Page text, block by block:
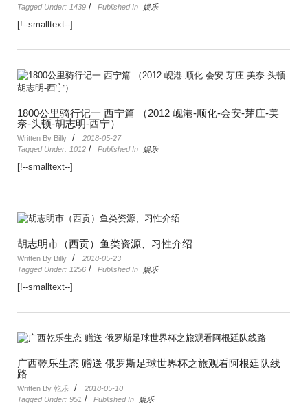
Tagged Under: 1439 / Published In 娱乐
[!--smalltext--]
1800公里骑行记一 西宁篇 （2012 岘港-顺化-会安-芽庄-美
奈-头顿-胡志明-西宁）
Written By Billy /
2018-05-27
Tagged Under: 1012 / Published In 娱乐
[!--smalltext--]
胡志明市（西贡）鱼类资源、习性介绍
Written By Billy /
2018-05-23
Tagged Under: 1256 / Published In 娱乐
[!--smalltext--]
广西乾乐生态 赠送 俄罗斯足球世界杯之旅观看阿根廷队线
路
Written By 乾乐 /
2018-05-10
Tagged Under: 951 / Published In 娱乐